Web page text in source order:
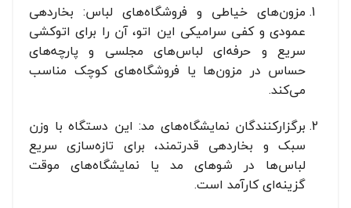
مزون‌های خیاطی و فروشگاه‌های لباس: بخاردهی
عمودی و کفی سرامیکی این اتو، آن را برای اتوکشی
سریع و حرفه‌ای لباس‌های مجلسی و پارچه‌های
حساس در مزون‌ها یا فروشگاه‌های کوچک مناسب
می‌کند.
برگزارکنندگان نمایشگاه‌های مد: این دستگاه با وزن
سبک و بخاردهی قدرتمند، برای تازه‌سازی سریع
لباس‌ها در شوهای مد یا نمایشگاه‌های موقت
گزینه‌ای کارآمد است.